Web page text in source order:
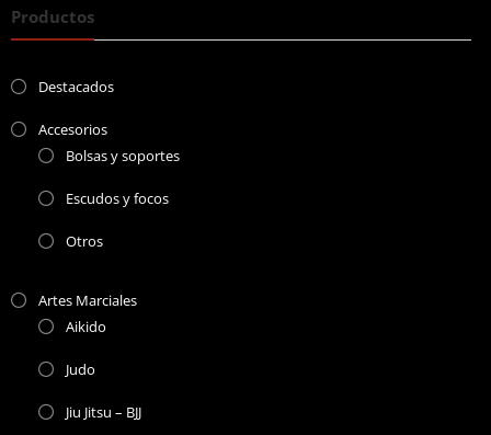
Productos
Destacados
Accesorios
Bolsas y soportes
Escudos y focos
Otros
Artes Marciales
Aikido
Judo
Jiu Jitsu – BJJ